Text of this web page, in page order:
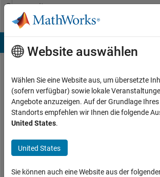
Weiter zum Inhalt
Community
Profile
Ammar
S.
Politecnico
di
Torino,
Italy
Website auswählen
Wählen Sie eine Website aus, um übersetzte
(sofern verfügbar) sowie lokale
Angebote anzuzeigen. Auf der Grundlage Ihres
Standorts empfehlen wir Ihnen die folgende
United States.
United States
Sie können auch eine Website aus der